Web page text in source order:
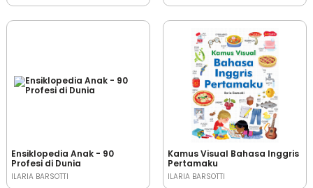
Ensiklopedia Anak - 90
Profesi di Dunia
ILARIA BARSOTTI
Kamus Visual Bahasa Inggris
Pertamaku
ILARIA BARSOTTI